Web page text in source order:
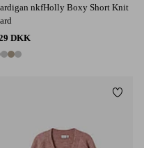
nkfHolly Boxy Short Knit
DKK
favoritter